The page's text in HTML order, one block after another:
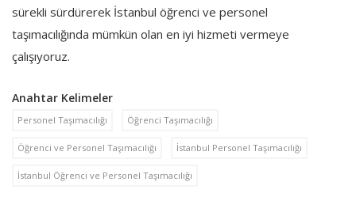
sürekli sürdürerek İstanbul öğrenci ve personel
taşımacılığında mümkün olan en iyi hizmeti vermeye
çalışıyoruz.
Anahtar Kelimeler
Personel Taşımacılığı Öğrenci Taşımacılığı
Öğrenci ve Personel Taşımacılığı İstanbul Personel Taşımacılığı
İstanbul Öğrenci ve Personel Taşımacılığı